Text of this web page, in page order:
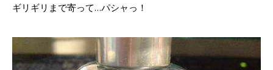
ギリギリまで寄って…パシャっ！